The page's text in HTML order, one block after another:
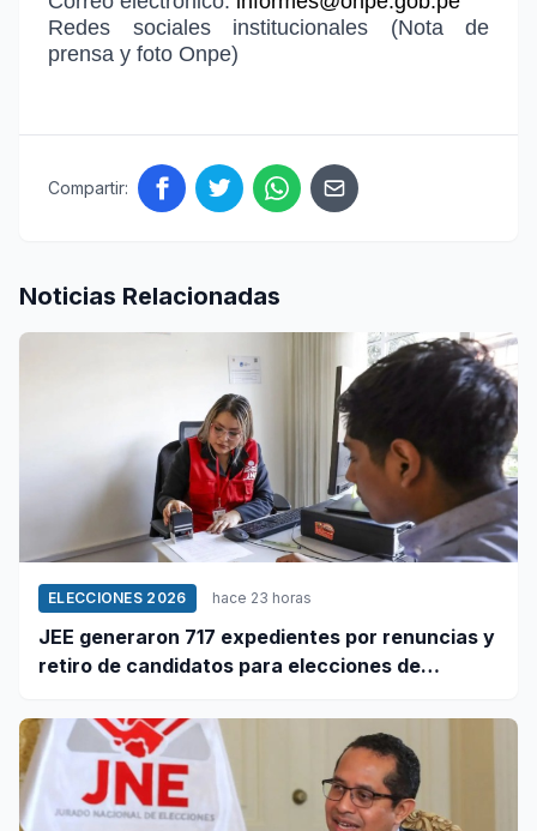
Redes sociales institucionales (Nota de
prensa y foto Onpe)
Compartir:
Noticias Relacionadas
ELECCIONES 2026 hace 23 horas
JEE generaron 717 expedientes por renuncias y
retiro de candidatos para elecciones de